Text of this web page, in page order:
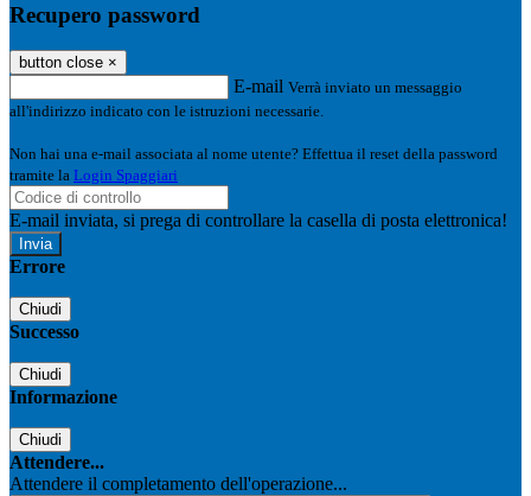
Recupero password
button close ×
E-mail Verrà inviato un messaggio
all'indirizzo indicato con le istruzioni necessarie.
Non hai una e-mail associata al nome utente? Effettua il reset della password
tramite la Login Spaggiari
E-mail inviata, si prega di controllare la casella di posta elettronica!
Errore
Chiudi
Successo
Chiudi
Informazione
Chiudi
Attendere...
Attendere il completamento dell'operazione...